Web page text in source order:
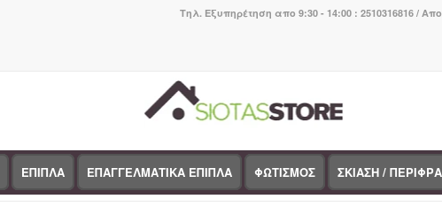
Τηλ. Εξυπηρέτηση απο 9:30 - 14:00 : 2510316816 /
ΕΠΙΠΛΑ ΕΠΑΓΓΕΛΜΑΤΙΚΑ ΕΠΙΠΛΑ ΦΩΤΙΣΜΟΣ ΣΚΙΑΣΗ /
You are here: Home Κατάστημα / BOHO CHIC / Είδη εξ.χώρου/παραλίας /